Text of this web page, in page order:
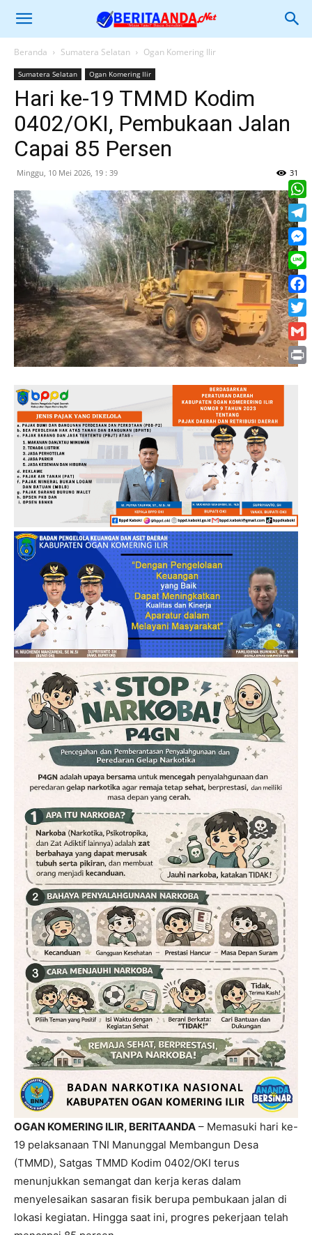
Beranda Sumatera Selatan Ogan Komering Ilir
Sumatera Selatan Ogan Komering Ilir
Hari ke-19 TMMD Kodim
0402/OKI, Pembukaan Jalan
Capai 85 Persen
Minggu, 10 Mei 2026, 19 : 39 31
OGAN KOMERING ILIR, BERITAANDA – Memasuki hari ke-
19 pelaksanaan TNI Manunggal Membangun Desa
(TMMD), Satgas TMMD Kodim 0402/OKI terus
menunjukkan semangat dan kerja keras dalam
menyelesaikan sasaran fisik berupa pembukaan jalan di
lokasi kegiatan. Hingga saat ini, progres pekerjaan telah
Line